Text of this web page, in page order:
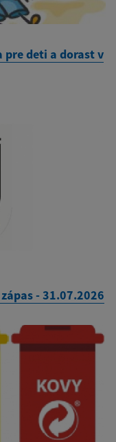
pre deti a dorast v
- 31.07.2026